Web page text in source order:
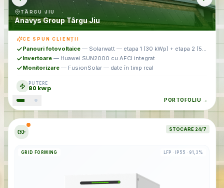
Panouri fotovoltaice— Solarwatt — etapa 1 (532 kW) + etapa 2
(554 kW)
Invertoare—Huawei SUN2000 comerciale cu AFCI integrat
Integrare EMS—Modbus TCP către EMS-ul central al clădirii
PUTERE
1086kWp
PORTOFOLIU →
STOCARE 24/7
LFP · IP55 · 91,3%
GRID FORMING